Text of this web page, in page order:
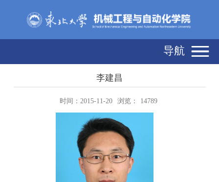
导航
李建昌
时间：2015-11-20 浏览： 14789